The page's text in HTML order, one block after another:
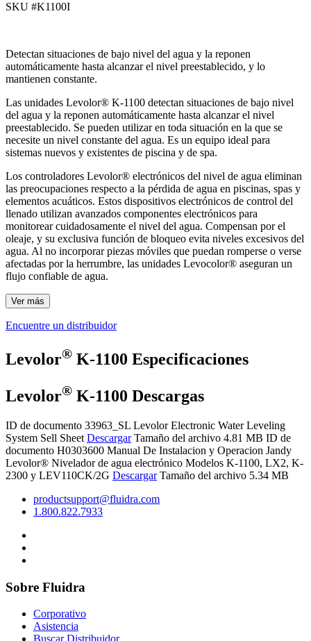
SKU #K1100I
Detectan situaciones de bajo nivel del agua y la reponen
automáticamente hasta alcanzar el nivel preestablecido, y lo
mantienen constante.
Las unidades Levolor® K-1100 detectan situaciones de bajo nivel
del agua y la reponen automáticamente hasta alcanzar el nivel
preestablecido. Se pueden utilizar en toda situación en la que se
necesite un nivel constante del agua. Es un equipo ideal para
sistemas nuevos y existentes de piscina y de spa.
Los controladores Levolor® electrónicos del nivel de agua eliminan
las preocupaciones respecto a la pérdida de agua en piscinas, spas y
elementos acuáticos. Estos dispositivos electrónicos de control del
llenado utilizan avanzados componentes electrónicos para
monitorear cuidadosamente el nivel del agua. Compensan por el
oleaje, y su exclusiva función de bloqueo evita niveles excesivos del
agua. Al no incorporar piezas móviles que puedan romperse o verse
afectadas por la herrumbre, las unidades Levocolor® aseguran un
flujo confiable de agua.
Ver más
Encuentre un distribuidor
Levolor® K-1100 Especificaciones
Levolor® K-1100 Descargas
ID de documento 33963_SL Levolor Electronic Water Leveling
System Sell Sheet Descargar Tamaño del archivo 4.81 MB ID de
documento H0303600 Manual De Instalacion y Operacion Jandy
Levolor® Nivelador de agua electrónico Modelos K-1100, LX2, K-
2300 y LEV110CK/2G Descargar Tamaño del archivo 5.34 MB
productsupport@fluidra.com
1.800.822.7933
Sobre Fluidra
Corporativo
Asistencia